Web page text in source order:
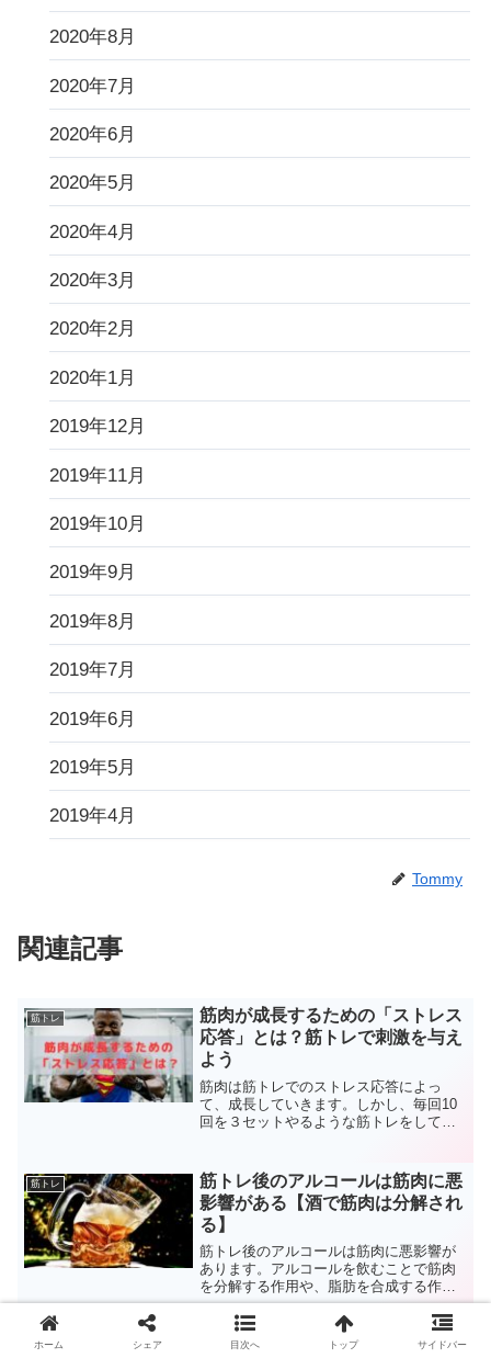
2020年8月
2020年7月
2020年6月
2020年5月
2020年4月
2020年3月
2020年2月
2020年1月
2019年12月
2019年11月
2019年10月
2019年9月
2019年8月
2019年7月
2019年6月
2019年5月
2019年4月
Tommy
関連記事
筋トレ
筋肉が成長するための「ストレス
応答」とは？筋トレで刺激を与え
よう
筋肉は筋トレでのストレス応答によっ
て、成長していきます。しかし、毎回10
回を３セットやるような筋トレをしてい
るためのストレス応答について詳しく解
説していきます。
筋トレ
筋トレ後のアルコールは筋肉に悪
影響がある【酒で筋肉は分解され
る】
筋トレ後のアルコールは筋肉に悪影響が
あります。アルコールを飲むことで筋肉
を分解する作用や、脂肪を合成する作用
がある物質を分泌してしまいます。筋ト
レの後は筋肉の合成力を高めたいので、
72時間はアルコールを控えるべきです。
筋トレ 誰でも簡単に腹筋を割る方法をご
ホーム シェア 目次へ トップ サイドバー